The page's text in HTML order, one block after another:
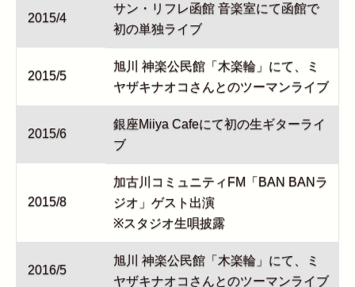
2015/4
サン・リフレ函館 音楽室にて函館で
初の単独ライブ
2015/5
旭川 神楽公民館「木楽輪」にて、ミ
ヤザキナオコさんとのツーマンライブ
2015/6
銀座Miiya Cafeにて初の生ギターライ
ブ
2015/8
加古川コミュニティFM「BAN BANラ
ジオ」ゲスト出演
※スタジオ生唄披露
2016/5
旭川 神楽公民館「木楽輪」にて、ミ
ヤザキナオコさんとのツーマンライブ